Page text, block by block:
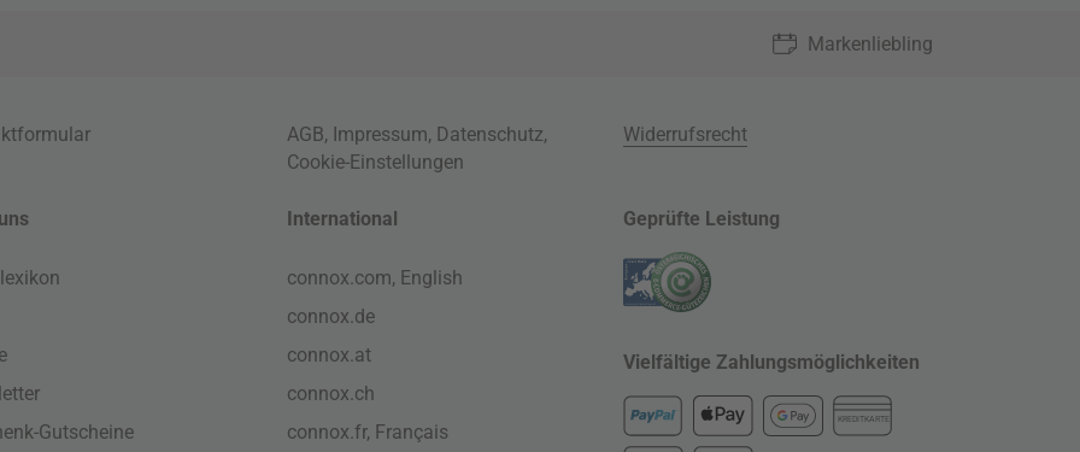
Markenliebling
AGB, Impressum, Datenschutz,
Cookie-Einstellungen
Widerrufsrecht
Gutscheine
International
connox.com, English
connox.de
connox.at
connox.ch
connox.fr, Français
Geprüfte Leistung
Vielfältige Zahlungsmöglichkeiten
KREDITKARTE